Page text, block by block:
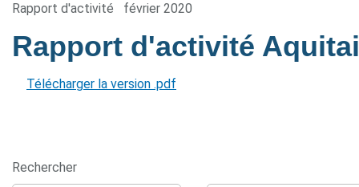
Rapport d'activité février 2020
Rapport d'activité
Télécharger la version .pdf
Rechercher